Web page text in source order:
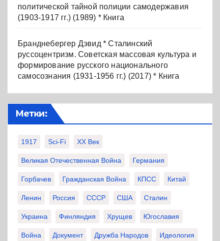
политической тайной полиции самодержавия
(1903-1917 гг.) (1989) * Книга
Бранднебергер Дэвид * Сталинский
руссоцентризм. Советская массовая культура и
формирование русского национального
самосознания (1931-1956 гг.) (2017) * Книга
Метки:
1917 Sci-Fi XX Век
Великая Отечественная Война Германия
Горбачев Гражданская Война КПСС Китай
Ленин Россия СССР США Сталин
Украина Финляндия Хрущев Югославия
Война Документ Дружба Народов Идеология